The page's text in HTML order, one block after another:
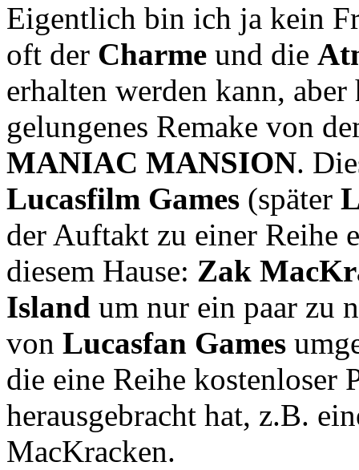
Eigentlich bin ich ja kein
oft der Charme und die
erhalten werden kann,
gelungenes Remake von
MANIAC MANSION.
Lucasfilm Games (später
der Auftakt zu einer Reihe
diesem Hause: Zak
Island um nur ein paar zu
von Lucasfan Games
die eine Reihe
herausgebracht hat, z.B.
MacKracken.